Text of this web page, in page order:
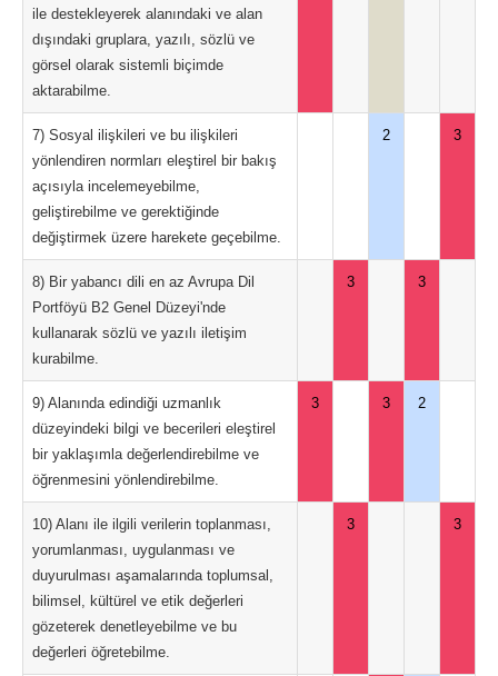
ile destekleyerek alanındaki ve alan
dışındaki gruplara, yazılı, sözlü ve
görsel olarak sistemli biçimde
aktarabilme.
7) Sosyal ilişkileri ve bu ilişkileri
yönlendiren normları eleştirel bir bakış
açısıyla incelemeyebilme,
geliştirebilme ve gerektiğinde
değiştirmek üzere harekete geçebilme.
2 3
8) Bir yabancı dili en az Avrupa Dil
Portföyü B2 Genel Düzeyi'nde
kullanarak sözlü ve yazılı iletişim
kurabilme.
3 3
9) Alanında edindiği uzmanlık
düzeyindeki bilgi ve becerileri eleştirel
bir yaklaşımla değerlendirebilme ve
öğrenmesini yönlendirebilme.
3 3 2
10) Alanı ile ilgili verilerin toplanması,
yorumlanması, uygulanması ve
duyurulması aşamalarında toplumsal,
bilimsel, kültürel ve etik değerleri
gözeterek denetleyebilme ve bu
değerleri öğretebilme.
3 3